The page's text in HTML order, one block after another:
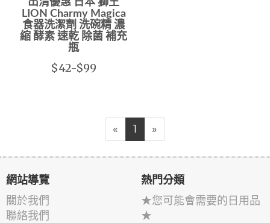
出清優惠 日本 獅王
LION Charmy Magica
食器洗潔劑 洗碗精 濃
縮 酵素 速乾 除菌 補充
瓶
$42-$99
« 1 »
網站導覽
關於我們
聯絡我們
熱門分類
★您可能會需要的日用品
★